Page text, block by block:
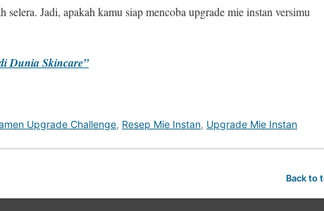
Jadi, apakah kamu siap mencoba upgrade mie instan versimu
Dunia Skincare”
Upgrade Challenge, Resep Mie Instan, Upgrade Mie Instan
Back to